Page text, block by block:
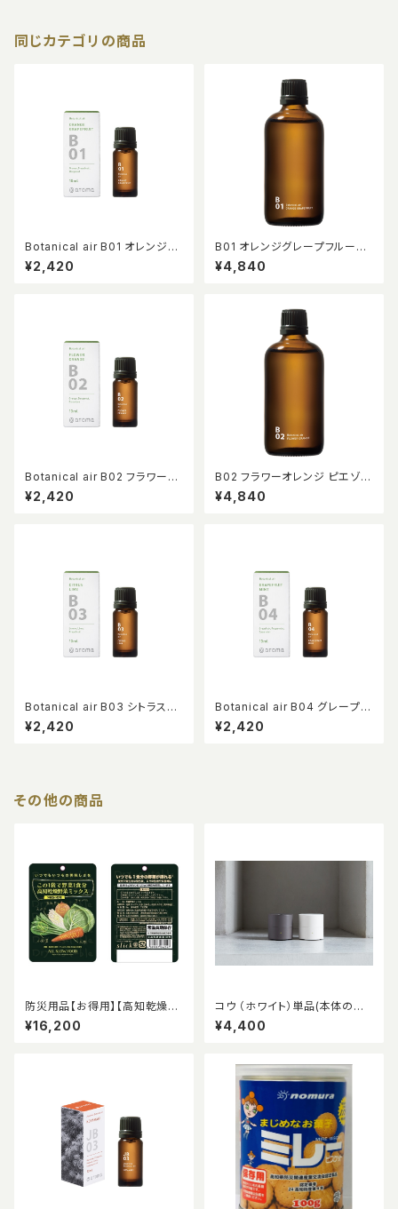
同じカテゴリの商品
Botanical air B01 オレンジグ
レープフルーツ 10ml
¥2,420
B01 オレンジグレープフルーツ
ピエゾアロマオイル 100ml
¥4,840
Botanical air B02 フラワーオ
レンジ 10ml
¥2,420
B02 フラワーオレンジ ピエゾア
ロマオイル 100ml
¥4,840
Botanical air B03 シトラスラ
イム 10ml
¥2,420
Botanical air B04 グレープフ
ルーツミント 10ml
¥2,420
その他の商品
防災用品【お得用】【高知乾燥野
菜ミックス】【5年保存タイプ】（6
g×50袋/ケース）
¥16,200
コウ （ホワイト）単品(本体の
み)/ファンタイプディフューザー
５畳用
¥4,400